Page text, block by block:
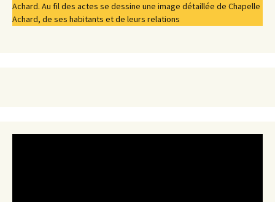
Achard. Au fil des actes se dessine une image détaillée de Chapelle
Achard, de ses habitants et de leurs relations